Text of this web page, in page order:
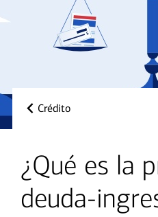
Crédito
¿Qué es la
deuda-